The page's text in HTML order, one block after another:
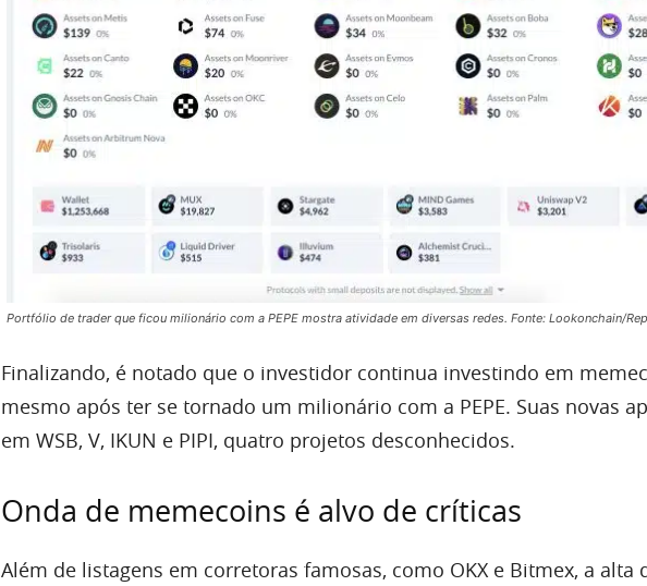
Portfólio de trader que ficou milionário com a PEPE mostra atividade em diversas redes. Fonte: Lookonchain/
Finalizando, é notado que o investidor continua investindo em
mesmo após ter se tornado um milionário com a PEPE. Suas novas
em WSB, V, IKUN e PIPI, quatro projetos desconhecidos.
Onda de memecoins é alvo de críticas
Além de listagens em corretoras famosas, como OKX e Bitmex, a alta